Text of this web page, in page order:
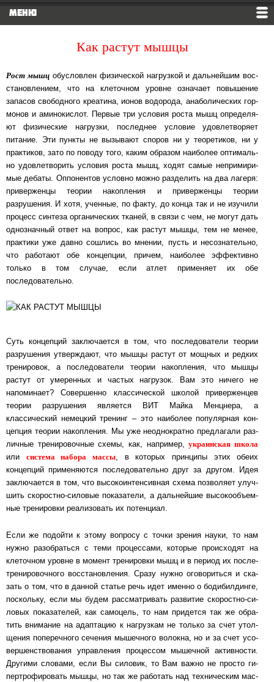
МЕНЮ
Как растут мышцы
Рост мышцобусловлен физической нагрузкой и дальнейшим вос­
ста­нов­ле­ни­ем, что на кле­точ­ном уров­не означает повышение
запасов свободного креатина, ионов во­до­ро­да, ана­бо­ли­чес­ких гор­
мо­нов и аминокислот. Первые три условия роста мышц оп­ре­де­ля­
ют фи­зи­чес­кие нагрузки, последнее условие удовлетворяет
питание. Эти пункты не вы­зы­ва­ют спо­ров ни у теоретиков, ни у
практиков, зато по поводу того, ка­ким об­ра­зом на­и­бо­лее оп­ти­маль­
но удовлетворить условия роста мышц, ходят самые не­при­ми­ри­
мые де­ба­ты. Оп­по­нен­тов условно можно разделить на два лагеря:
при­вер­жен­цы те­о­рии на­коп­ле­ния и при­вер­жен­цы теории
разрушения. И хотя, ученные, по факту, до кон­ца так и не изу­чи­ли
про­цесс син­те­за ор­га­ни­чес­ких тканей, в связи с чем, не могут дать
од­ноз­нач­ный от­вет на воп­рос, как растут мышцы, тем не менее,
практики уже дав­но сош­лись во мне­нии, пусть и не­соз­на­тель­но,
что работают обе концепции, при­чем, на­и­бо­лее эф­фек­тив­но
только в том случае, если атлет применяет их обе
последовательно.
Суть концепций заключается в том, что последователи теории
разрушения ут­вер­ж­да­ют, что мышцы растут от мощных и редких
тренировок, а последователи теории на­коп­ле­ния, что мышцы
растут от умеренных и частых нагрузок. Вам это ничего не
напоминает? Со­вер­шен­но клас­си­чес­кой школой приверженцев
теории разрушения является ВИТ Май­ка Мен­ц­не­ра, а
классический немецкий тренинг – это наиболее по­пу­ляр­ная кон­
цеп­ция те­о­рии на­коп­ле­ния. Мы уже неоднократно предлагали раз­
лич­ные тре­ни­ро­воч­ные схе­мы, как, например,украинская школа
или сис­те­ма на­бо­ра мас­сы, в ко­то­рых принципы этих обеих
концепций применяются пос­ле­до­ва­тель­но друг за дру­гом. Идея
заключается в том, что вы­со­ко­ин­тен­сив­ная схема позволяет улуч­
шить ско­рост­но-си­ло­вые по­ка­за­те­ли, а даль­ней­шие вы­со­ко­объ­ем­
ные тренировки реализовать их потенциал.
Если же подойти к этому вопросу с точки зрения науки, то нам
нужно ра­зоб­рать­ся с те­ми про­цес­са­ми, которые происходят на
клеточном уровне в момент тренировки мышц и в пе­ри­од их пос­ле­
тре­ни­ро­воч­но­го вос­ста­нов­ле­ния. Сразу нужно оговориться и ска­
зать о том, что в дан­ной статье речь идет именно о бодибилдинге,
поскольку, если мы бу­дем рас­смат­ри­вать раз­ви­тие ско­рост­но-си­
ло­вых показателей, как самоцель, то нам при­дет­ся так же об­ра­
тить вни­ма­ние на адап­та­цию к нагрузкам не только за счет утол­
ще­ния по­пе­реч­но­го се­че­ния мышечного волокна, но и за счет усо­
вер­шен­с­т­во­ва­ния уп­рав­ле­ния про­цес­сом мы­шеч­ной активности.
Другими словами, если Вы силовик, то Вам важ­но не прос­то ги­
пер­тро­фи­ро­вать мыш­цы, но так же работать над техническим мас­